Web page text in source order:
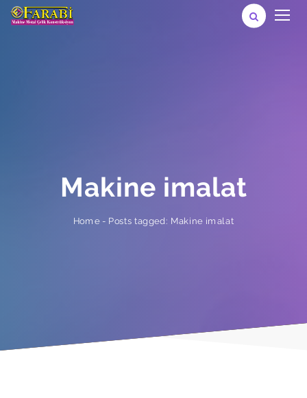
Makine imalat
Home- Posts tagged: Makine imalat